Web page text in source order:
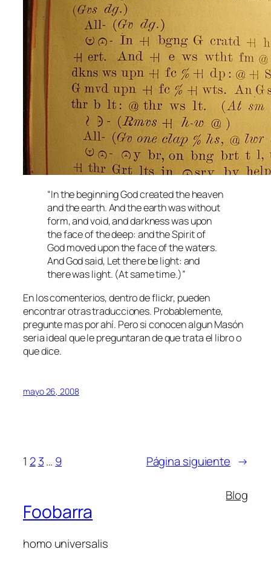
“In the beginning God created the heaven
and the earth. And the earth was without
form, and void, and darkness was upon
the face of the deep: and the Spirit of
God moved upon the face of the waters.
And God said, Let there be light: and
there was light. (At same time.)”
En los comenterios, dentro de flickr, pueden
encontrar otras traducciones. Probablemente,
pregunte mas por ahí. Pero si conocen algun Masón
seria ideal que le preguntaran de que trata el libro o
que dice.
mayo 26, 2008
1 2 3… 9 Página siguiente →
Foobarra
homo universalis
Blog